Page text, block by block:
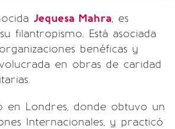
Jequesa Mahra, es
filantropismo. Está asociada
benéficas y
en obras de caridad
en Londres, donde obtuvo un
Internacionales, y practicó